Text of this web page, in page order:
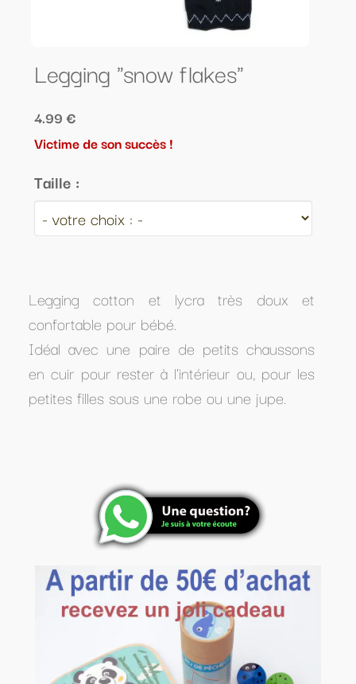
Legging "snow flakes"
4.99 €
Victime de son succès !
Taille :
Legging cotton et lycra très doux et
confortable pour bébé.
Idéal avec une paire de petits chaussons
en cuir pour rester à l'intérieur ou, pour les
petites filles sous une robe ou une jupe.